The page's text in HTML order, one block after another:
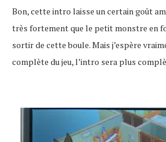
Bon, cette intro laisse un certain goût
très fortement que le petit monstre en
sortir de cette boule. Mais j’espère
complète du jeu, l’intro sera plus